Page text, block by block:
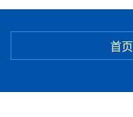
首页